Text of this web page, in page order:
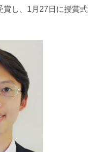
賞し、1月27日に授賞式